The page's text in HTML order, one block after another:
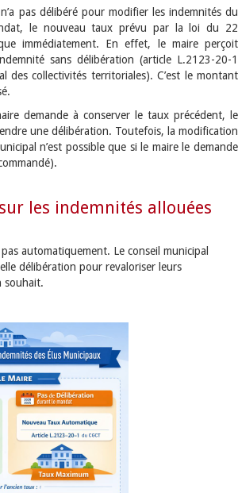
pas délibéré pour modifier les indemnités du
le nouveau taux prévu par la loi du 22
immédiatement. En effet, le maire perçoit
sans délibération (article L.2123-20-1
des collectivités territoriales). C’est le montant
demande à conserver le taux précédent, le
une délibération. Toutefois, la modification
n’est possible que si le maire le demande
les indemnités allouées
automatiquement. Le conseil municipal
délibération pour revaloriser leurs
souhait.